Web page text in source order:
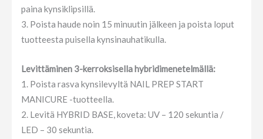
paina kynsiklipsillä.
3. Poista haude noin 15 minuutin jälkeen ja poista loput
tuotteesta puisella kynsinauhatikulla.
Levittäminen 3-kerroksisella hybridimenetelmällä:
1. Poista rasva kynsilevyltä NAIL PREP START
MANICURE -tuotteella.
2. Levitä HYBRID BASE, koveta: UV – 120 sekuntia /
LED – 30 sekuntia.